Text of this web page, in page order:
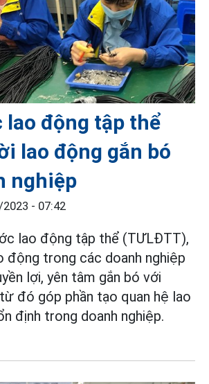
lao động tập thể
lao động gắn bó
nghiệp
- 07:42
lao động tập thể (TƯLĐTT),
động trong các doanh nghiệp
lợi, yên tâm gắn bó với
đó góp phần tạo quan hệ lao
định trong doanh nghiệp.